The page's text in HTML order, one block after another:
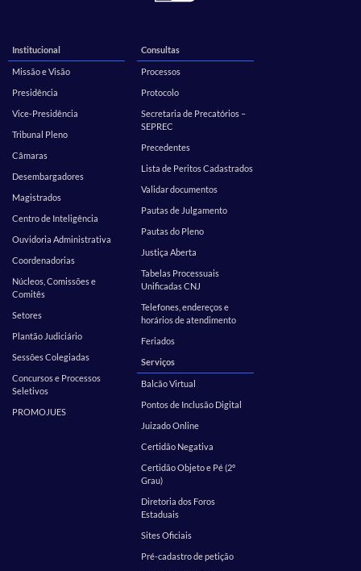
Institucional
Missão e Visão
Presidência
Vice-Presidência
Tribunal Pleno
Câmaras
Desembargadores
Magistrados
Centro de Inteligência
Ouvidoria Administrativa
Coordenadorias
Núcleos, Comissões e
Comitês
Setores
Plantão Judiciário
Sessões Colegiadas
Concursos e Processos
Seletivos
PROMOJUES
Consultas
Processos
Protocolo
Secretaria de Precatórios –
SEPREC
Precedentes
Lista de Peritos Cadastrados
Validar documentos
Pautas de Julgamento
Pautas do Pleno
Justiça Aberta
Tabelas Processuais
Unificadas CNJ
Telefones, endereços e
horários de atendimento
Feriados
Serviços
Balcão Virtual
Pontos de Inclusão Digital
Juizado Online
Certidão Negativa
Certidão Objeto e Pé (2º
Grau)
Diretoria dos Foros
Estaduais
Sites Oficiais
Pré-cadastro de petição